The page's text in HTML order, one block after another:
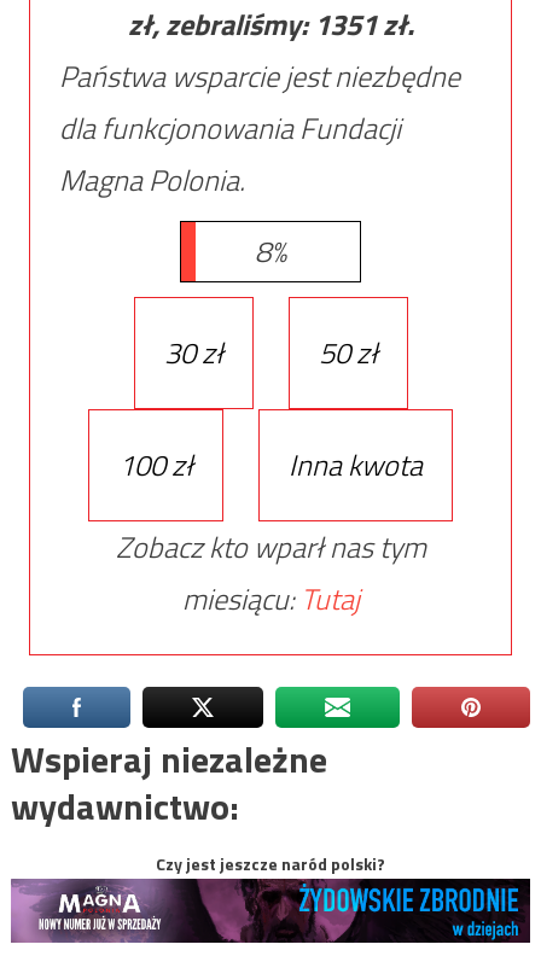
zł, zebraliśmy: 1351zł.
Państwa wsparcie jest niezbędne
dla funkcjonowania Fundacji
Magna Polonia.
8%
30 zł 50 zł
100 zł
Inna kwota
Zobacz kto wparł nas tym
miesiącu: Tutaj
Wspieraj niezależne
wydawnictwo:
Czy jest jeszcze naród polski?